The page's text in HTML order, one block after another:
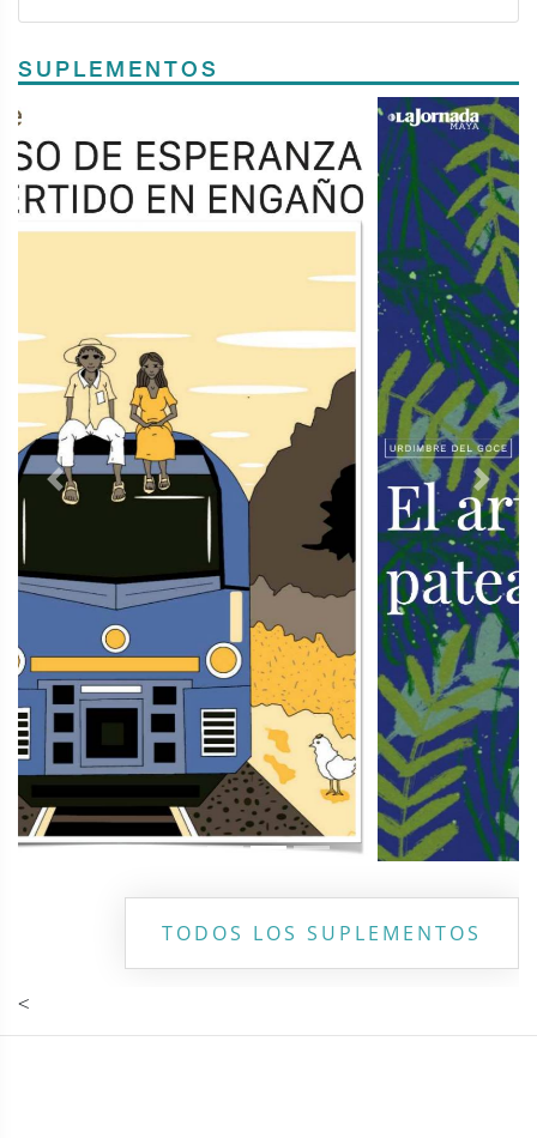
SUPLEMENTOS
Previous Next
TODOS LOS SUPLEMENTOS
<